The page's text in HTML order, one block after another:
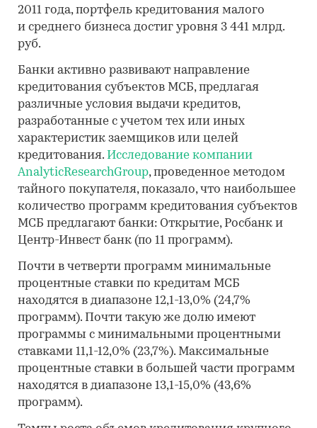
2011 года, портфель кредитования малого
и среднего бизнеса достиг уровня 3 441 млрд.
руб.
Банки активно развивают направление
кредитования субъектов МСБ, предлагая
различные условия выдачи кредитов,
разработанные с учетом тех или иных
характеристик заемщиков или целей
кредитования. Исследование компании
AnalyticResearchGroup, проведенное методом
тайного покупателя, показало, что наибольшее
количество программ кредитования субъектов
МСБ предлагают банки: Открытие, Росбанк и
Центр-Инвест банк (по 11 программ).
Почти в четверти программ минимальные
процентные ставки по кредитам МСБ
находятся в диапазоне 12,1-13,0% (24,7%
программ). Почти такую же долю имеют
программы с минимальными процентными
ставками 11,1-12,0% (23,7%). Максимальные
процентные ставки в большей части программ
находятся в диапазоне 13,1-15,0% (43,6%
программ).